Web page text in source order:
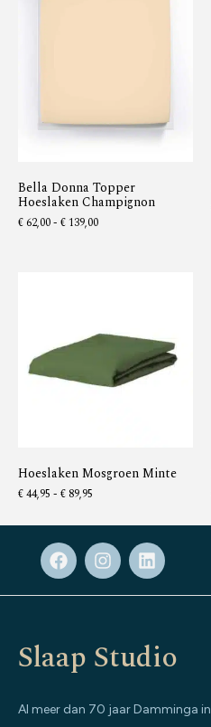
Bella Donna Topper
Hoeslaken Champignon
€ 62,00- €139,00
Hoeslaken Mosgroen Minte
€44,95 - € 89,95
Slaap Studio
Al meer dan 70 jaar Damminga